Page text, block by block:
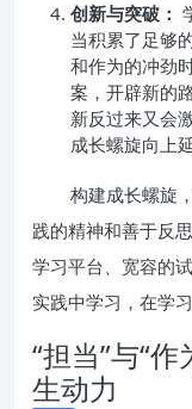
创新与突破：
当积累了足够
和作为的冲劲
案，开辟新的
新反过来又会
成长螺旋向上延
构建成长螺旋
践的精神和善于反
学习平台、宽容的
实践中学习，在学
“担当”与“
生动力